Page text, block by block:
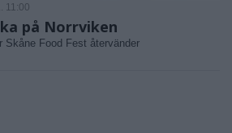
11:00
på Norrviken
Skåne Food Fest återvänder